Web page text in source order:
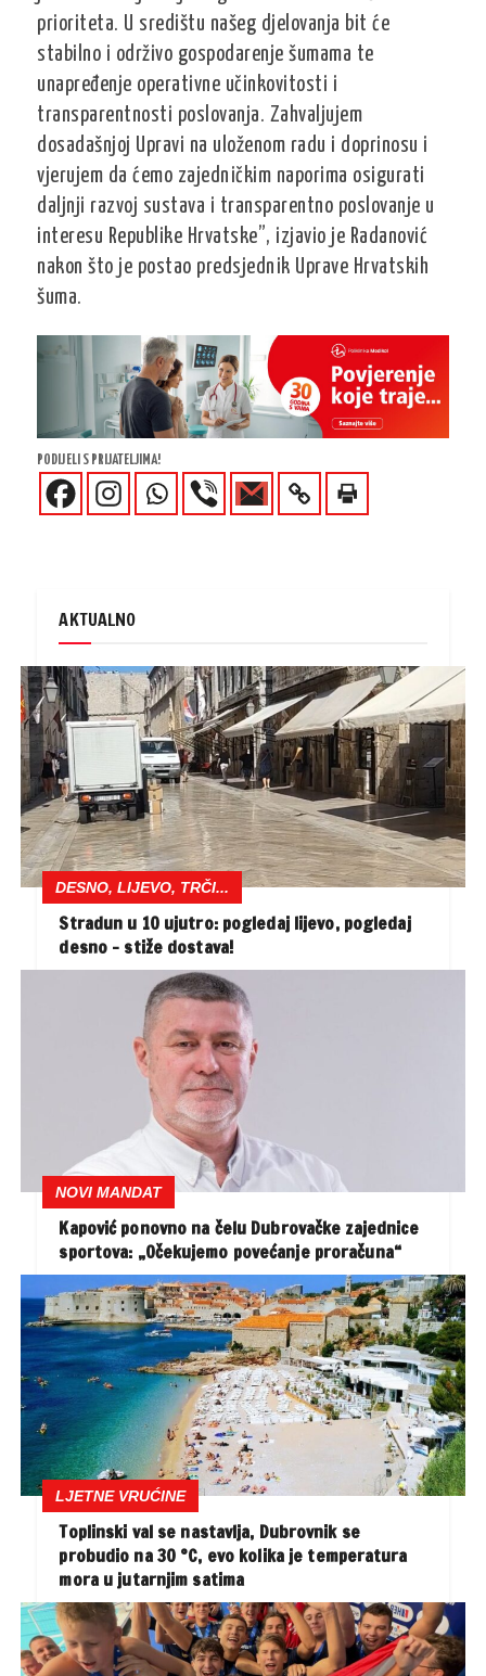
prioriteta. U središtu našeg djelovanja bit će
stabilno i održivo gospodarenje šumama te
unapređenje operativne učinkovitosti i
transparentnosti poslovanja. Zahvaljujem
dosadašnjoj Upravi na uloženom radu i doprinosu i
vjerujem da ćemo zajedničkim naporima osigurati
daljnji razvoj sustava i transparentno poslovanje u
interesu Republike Hrvatske”, izjavio je Radanović
nakon što je postao predsjednik Uprave Hrvatskih
šuma.
PODIJELI S PRIJATELJIMA!
AKTUALNO
DESNO, LIJEVO, TRČI...
Stradun u 10 ujutro: pogledaj lijevo, pogledaj
desno – stiže dostava!
NOVI MANDAT
Kapović ponovno na čelu Dubrovačke zajednice
sportova: „Očekujemo povećanje proračuna“
LJETNE VRUĆINE
Toplinski val se nastavlja, Dubrovnik se
probudio na 30 °C, evo kolika je temperatura
mora u jutarnjim satima